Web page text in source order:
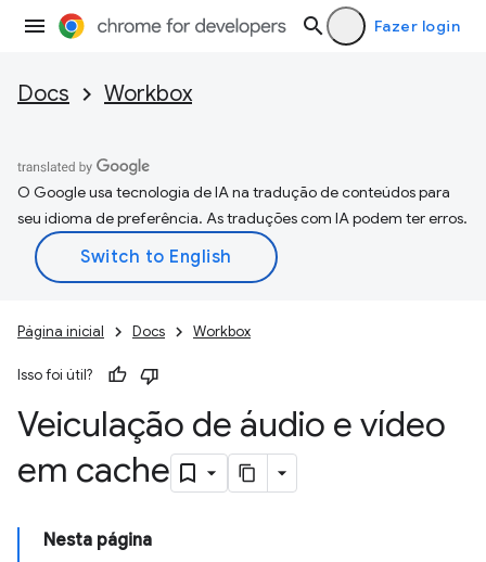
Fazer login
Docs Workbox
O Google usa tecnologia de IA na tradução de conteúdos para
seu idioma de preferência. As traduções com IA podem ter erros.
Página inicial Docs Workbox
Isso foi útil?
Veiculação de áudio e vídeo
em cache
Nesta página